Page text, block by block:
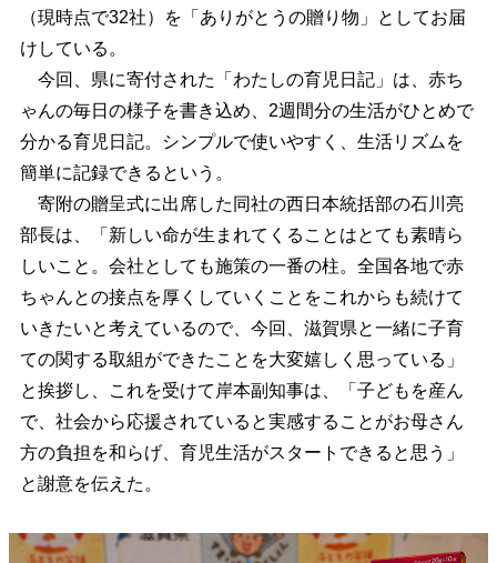
（現時点で32社）を「ありがとうの贈り物」としてお届
けしている。
今回、県に寄付された「わたしの育児日記」は、赤ち
ゃんの毎日の様子を書き込め、2週間分の生活がひとめで
分かる育児日記。シンプルで使いやすく、生活リズムを
簡単に記録できるという。
寄附の贈呈式に出席した同社の西日本統括部の石川亮
部長は、「新しい命が生まれてくることはとても素晴ら
しいこと。会社としても施策の一番の柱。全国各地で赤
ちゃんとの接点を厚くしていくことをこれからも続けて
いきたいと考えているので、今回、滋賀県と一緒に子育
ての関する取組ができたことを大変嬉しく思っている」
と挨拶し、これを受けて岸本副知事は、「子どもを産ん
で、社会から応援されていると実感することがお母さん
方の負担を和らげ、育児生活がスタートできると思う」
と謝意を伝えた。